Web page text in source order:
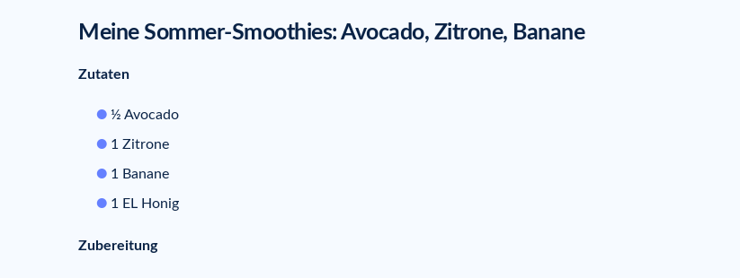
Meine Sommer-Smoothies: Avocado, Zitrone, Banane
Zutaten
½ Avocado
1 Zitrone
1 Banane
1 EL Honig
Zubereitung